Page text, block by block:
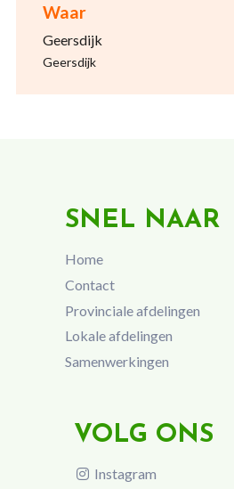
Waar
Geersdijk
Geersdijk
SNEL NAAR
Home
Contact
Provinciale afdelingen
Lokale afdelingen
Samenwerkingen
VOLG ONS
Instagram